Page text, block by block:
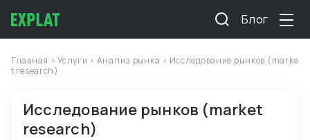
Блог
Главная >Услуги > Анализ рынка > Исследование рынков (marke
t research)
Исследование рынков (market
research)